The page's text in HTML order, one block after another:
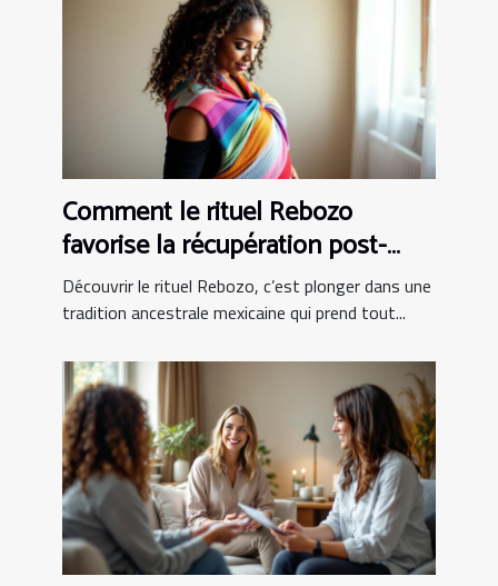
Comment le rituel Rebozo
favorise la récupération post-
partum ?
Découvrir le rituel Rebozo, c’est plonger dans une
tradition ancestrale mexicaine qui prend tout...